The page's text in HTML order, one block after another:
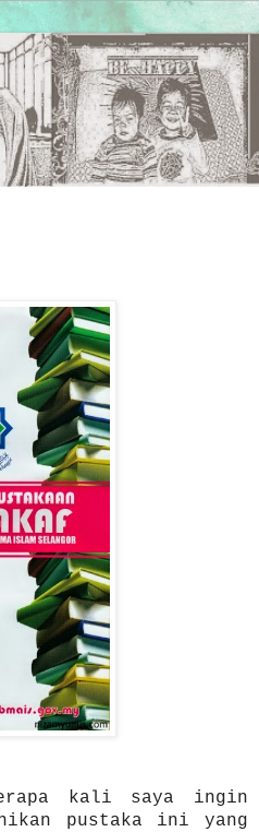
kali saya ingin
pustaka ini yang